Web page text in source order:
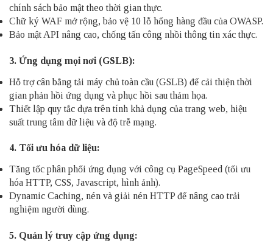
chính sách bảo mật theo thời gian thực.
Chữ ký WAF mở rộng, bảo vệ 10 lỗ hổng hàng đầu của OWASP.
Bảo mật API nâng cao, chống tấn công nhồi thông tin xác thực.
3. Ứng dụng mọi nơi (GSLB):
Hỗ trợ cân bằng tải máy chủ toàn cầu (GSLB) để cải thiện thời
gian phản hồi ứng dụng và phục hồi sau thảm họa.
Thiết lập quy tắc dựa trên tính khả dụng của trang web, hiệu
suất trung tâm dữ liệu và độ trễ mạng.
4. Tối ưu hóa dữ liệu:
Tăng tốc phân phối ứng dụng với công cụ PageSpeed (tối ưu
hóa HTTP, CSS, Javascript, hình ảnh).
Dynamic Caching, nén và giải nén HTTP để nâng cao trải
nghiệm người dùng.
5. Quản lý truy cập ứng dụng: